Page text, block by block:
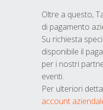
Oltre a questo,
di pagamento
Su richiesta
disponibile il
per i nostri
eventi.
Per ulteriori
account